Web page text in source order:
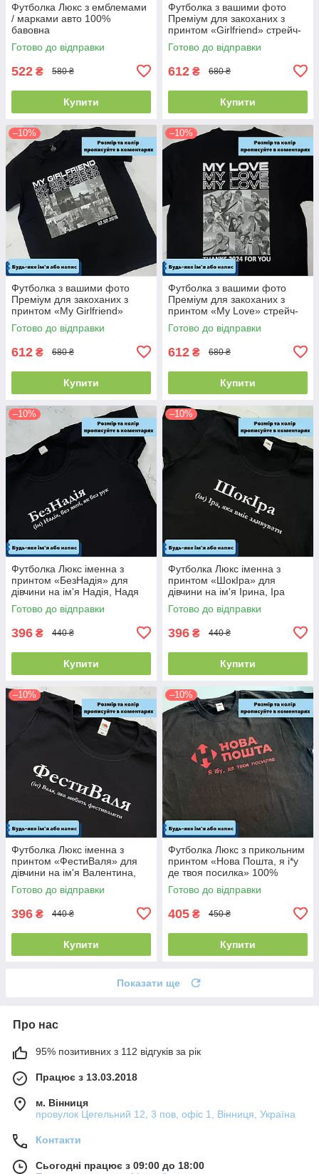
Футболка Люкс з емблемами
/ марками авто 100%
бавовна
Готово до відправки
522 ₴ 580 ₴
Купити
Футболка з вашими фото
Преміум для закоханих з
принтом «Girlfriend» стрейч-
кулір
Готово до відправки
612 ₴ 680 ₴
Купити
–10%
Футболка з вашими фото
Преміум для закоханих з
принтом «My Girlfriend»
стрейч-кулір
Готово до відправки
612 ₴ 680 ₴
Купити
–10%
Футболка з вашими фото
Преміум для закоханих з
принтом «My Love» стрейч-
кулір
Готово до відправки
612 ₴ 680 ₴
Купити
–10%
Футболка Люкс іменна з
принтом «БезНадія» для
дівчини на ім'я Надія, Надя
100% бавовна
Готово до відправки
396 ₴ 440 ₴
Купити
–10%
Футболка Люкс іменна з
принтом «ШокІра» для
дівчини на ім'я Ірина, Іра
100% бавовна
Готово до відправки
396 ₴ 440 ₴
Купити
–10%
Футболка Люкс іменна з
принтом «ФестиВаля» для
дівчини на ім'я Валентина,
Валя 100% бавовна
Готово до відправки
396 ₴ 440 ₴
Купити
–10%
Футболка Люкс з прикольним
принтом «Нова Пошта, я і*у
де твоя посилка» 100%
бавовна
Готово до відправки
405 ₴ 450 ₴
Купити
Показати ще
Про нас
95% позитивних з 112 відгуків за рік
Працює з 13.03.2018
м. Вінниця
провулок Цегельний 12, 3 пов, офіс 1, Вінниця, Україна
Контакти
Сьогодні працює з 09:00 до 18:00